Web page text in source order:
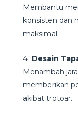
Membantu
konsisten dan
maksimal.
Desain
Menambah
memberikan
akibat trotoar.